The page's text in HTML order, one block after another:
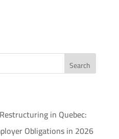
in Quebec:
Obligations in 2026